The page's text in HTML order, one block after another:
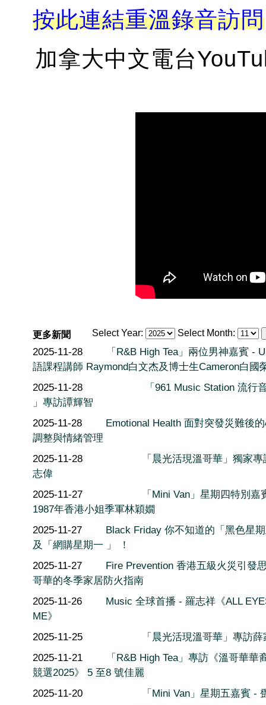
按此連結重溫錄音訪問
加拿大中文電台
Select Year: Select Month:
更多新聞
2025-11-28
「R&B High Tea」兩位男神嘉賓 -
語課程講師 Raymond白文杰及博士生Cameron白國
2025-11-28
「961 Music Station 流行
」專訪譚輝智
2025-11-28
Emotional Health 面對突發災難後
調整與情緒管理
2025-11-28
「晨光活現溫哥華」獨家
志偉
2025-11-27
「Mini Van」星期四特別
1987年香港小姐季軍林穎嫺
2025-11-27
Black Friday 你不知道的「黑色星
及「網購星期一 」 ！
2025-11-27
Fire Prevention 香港五級火災引發
哥華的冬季家居防火指南
2025-11-26
Music 全球首播 - 羅志祥《ALL
ME》
2025-11-25
「晨光活現溫哥華」專訪
2025-11-21
「R&B High Tea」專訪《溫哥華華
競選2025》 5 至8 號佳麗
2025-11-20
「Mini Van」星期五嘉賓 -